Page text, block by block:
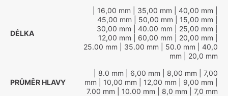
DÉLKA
| 16,00 mm | 35,00 mm | 40,00 mm
45,00 mm | 50,00 mm | 15,00 mm
30,00 mm | 40.00 mm | 25,00 mm
12,00 mm | 60,00 mm | 20,00 mm
25.00 mm | 35.00 mm | 50.0 mm | 40,0
mm | 20,0 mm
PRŮMĚR HLAVY
| 8.0 mm | 6,00 mm | 8,00 mm | 7,00
mm | 10,00 mm | 12,00 mm | 9,00 mm
7.00 mm | 10.00 mm | 8,0 mm | 7,0 mm